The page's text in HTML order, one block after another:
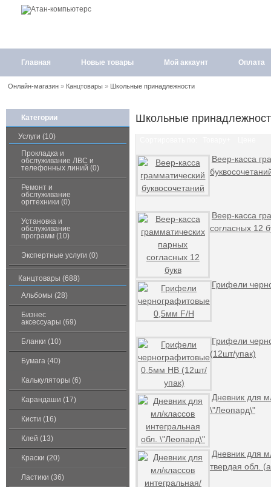
Главная Новые товары Мой аккаунт Оплата
Онлайн-магазин» Канцтовары» Школьные принадлежности
Категории
Услуги (10)
Прокладка и
обслуживание ЛВС и
телефонных линий (0)
Ремонт и
обслуживание
оргтехники (0)
Установка и
обслуживание
программ (10)
Экспертные услуги (0)
Канцтовары (688)
Альбомы (28)
Бизнес
аксессуары (69)
Бланки (10)
Бумага (40)
Калькуляторы (6)
Карандаши (17)
Кисти (16)
Клей (13)
Краски (20)
Ластики (36)
Школьные
Веер-касса
Веер-касса
согласных 12
Грифели
Грифели
(12шт/упак)
Дневник для
\"Леопард\"
Дневник для
твердая обл.